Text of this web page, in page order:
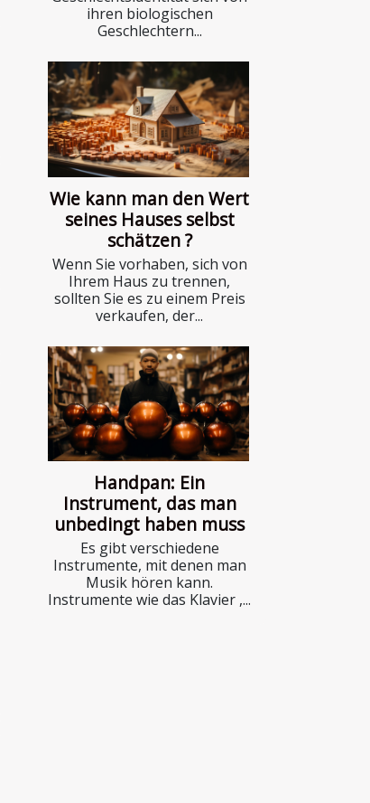
ihren biologischen
Geschlechtern...
Wie kann man den Wert
seines Hauses selbst
schätzen ?
Wenn Sie vorhaben, sich von
Ihrem Haus zu trennen,
sollten Sie es zu einem Preis
verkaufen, der...
Handpan: Ein
Instrument, das man
unbedingt haben muss
Es gibt verschiedene
Instrumente, mit denen man
Musik hören kann.
Instrumente wie das Klavier ,...